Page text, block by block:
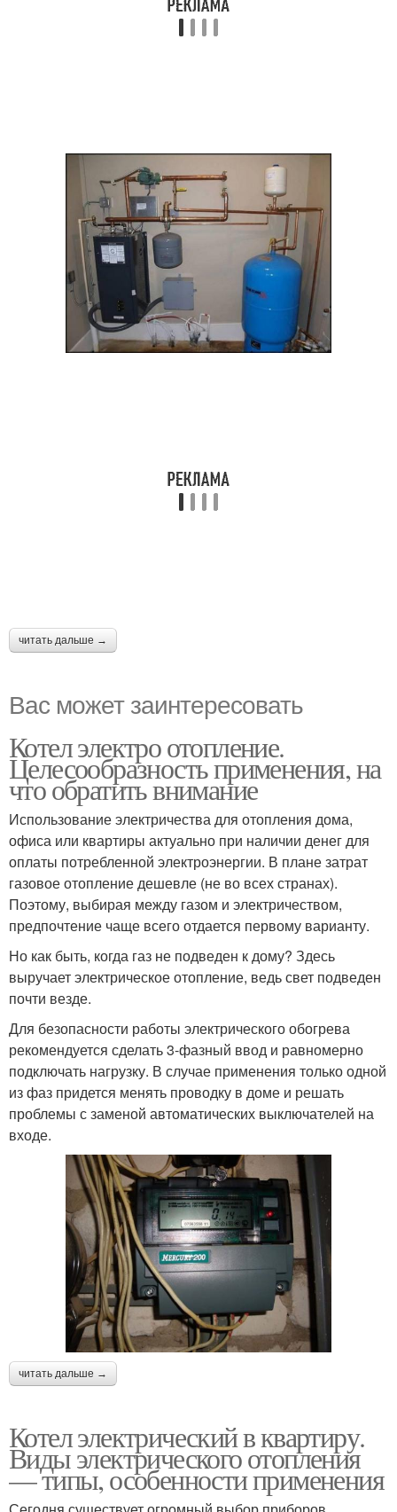
читать дальше →
Вас может заинтересовать
Котел электро отопление.
Целесообразность применения, на
что обратить внимание
Использование электричества для отопления дома,
офиса или квартиры актуально при наличии денег для
оплаты потребленной электроэнергии. В плане затрат
газовое отопление дешевле (не во всех странах).
Поэтому, выбирая между газом и электричеством,
предпочтение чаще всего отдается первому варианту.
Но как быть, когда газ не подведен к дому? Здесь
выручает электрическое отопление, ведь свет подведен
почти везде.
Для безопасности работы электрического обогрева
рекомендуется сделать 3-фазный ввод и равномерно
подключать нагрузку. В случае применения только одной
из фаз придется менять проводку в доме и решать
проблемы с заменой автоматических выключателей на
входе.
читать дальше →
Котел электрический в квартиру.
Виды электрического отопления
— типы, особенности применения